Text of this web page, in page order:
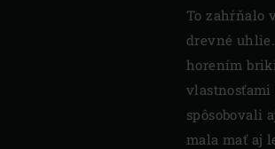
To zahŕňalo
drevné
horením
vlastnosťami
spôsobovali
mala mať aj